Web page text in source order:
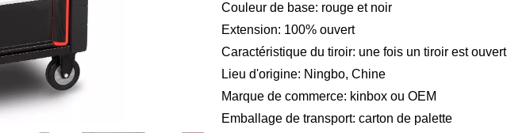
Couleur de base: rouge et noir
Extension: 100% ouvert
Caractéristique du tiroir: une fois un tiroir est ouvert
Lieu d'origine: Ningbo, Chine
Marque de commerce: kinbox ou OEM
Emballage de transport: carton de palette